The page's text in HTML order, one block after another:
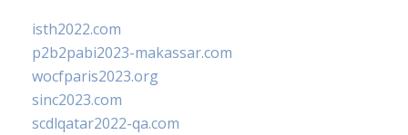
isth2022.com
p2b2pabi2023-makassar.com
wocfparis2023.org
sinc2023.com
scdlqatar2022-qa.com